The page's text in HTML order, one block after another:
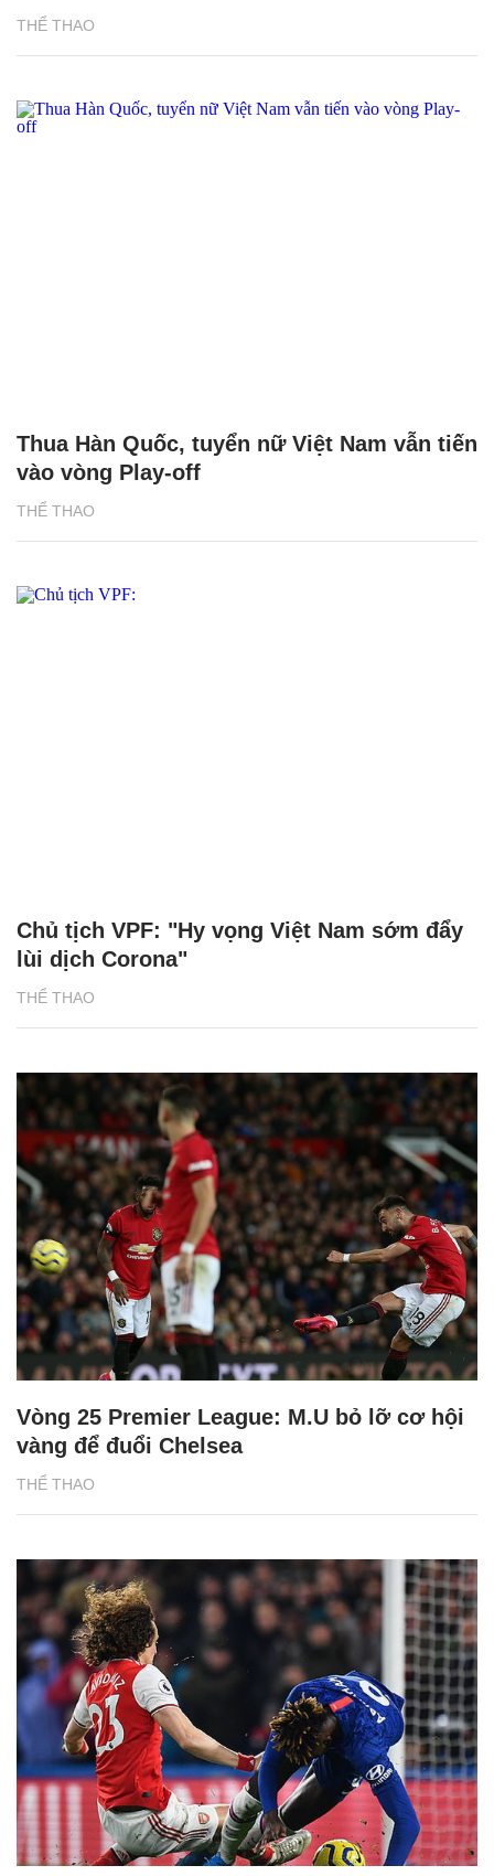
THỂ THAO
THỂ THAO
Thua Hàn Quốc, tuyển nữ Việt Nam vẫn tiến
vào vòng Play-off
THỂ THAO
Chủ tịch VPF: "Hy vọng Việt Nam sớm đẩy
lùi dịch Corona"
THỂ THAO
Vòng 25 Premier League: M.U bỏ lỡ cơ hội
vàng để đuổi Chelsea